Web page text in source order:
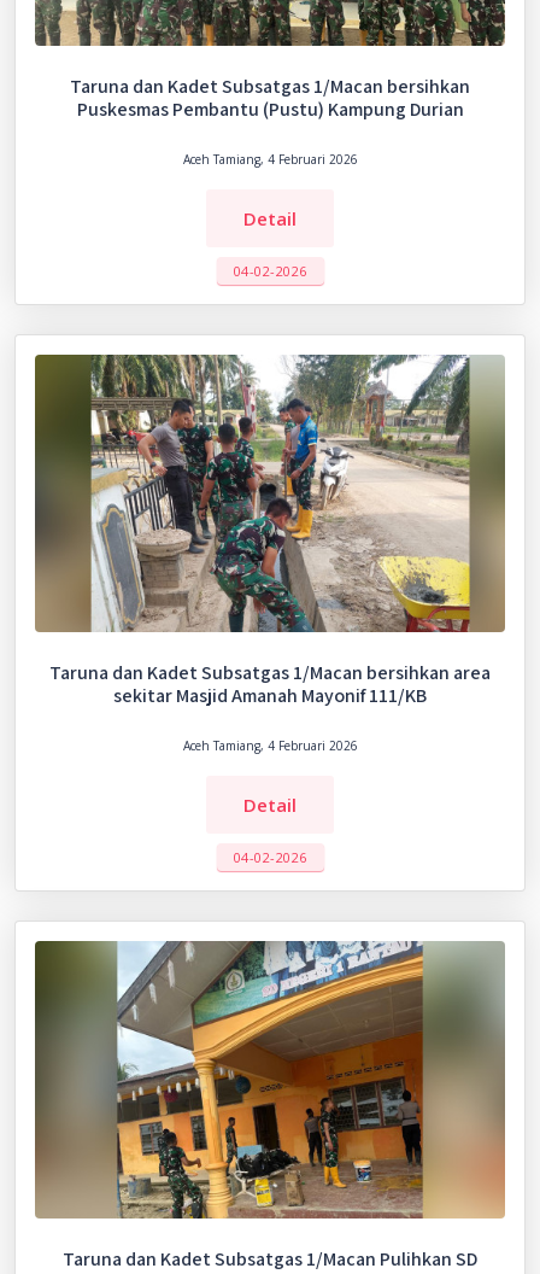
Taruna dan Kadet Subsatgas 1/Macan bersihkan
Puskesmas Pembantu (Pustu) Kampung Durian
Aceh Tamiang, 4 Februari 2026
Detail
04-02-2026
Taruna dan Kadet Subsatgas 1/Macan bersihkan area
sekitar Masjid Amanah Mayonif 111/KB
Aceh Tamiang, 4 Februari 2026
Detail
04-02-2026
Taruna dan Kadet Subsatgas 1/Macan Pulihkan SD